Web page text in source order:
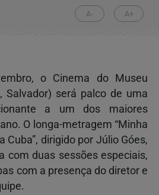
A- A+
o Cinema do Museu
Salvador) será palco de uma
a um dos maiores
O longa-metragem “Minha
Cuba”, dirigido por Júlio Góes,
com duas sessões especiais,
com a presença do diretor e